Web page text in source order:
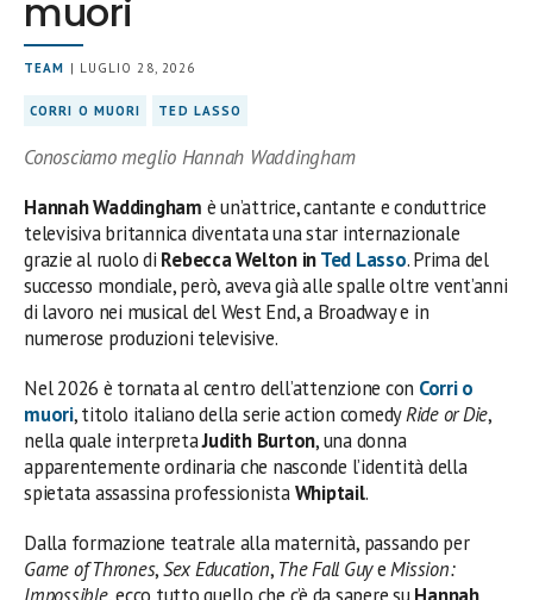
muori
TEAM | LUGLIO 28, 2026
CORRI O MUORI TED LASSO
Conosciamo meglio Hannah Waddingham
Hannah Waddingham è un’attrice, cantante e conduttrice
televisiva britannica diventata una star internazionale
grazie al ruolo di Rebecca Welton inTed Lasso. Prima del
successo mondiale, però, aveva già alle spalle oltre vent’anni
di lavoro nei musical del West End, a Broadway e in
numerose produzioni televisive.
Nel 2026 è tornata al centro dell’attenzione con Corri o
muori, titolo italiano della serie action comedyRide or Die,
nella quale interpretaJudith Burton, una donna
apparentemente ordinaria che nasconde l’identità della
spietata assassina professionistaWhiptail.
Dalla formazione teatrale alla maternità, passando per
Game of Thrones,Sex Education, The Fall GuyeMission: